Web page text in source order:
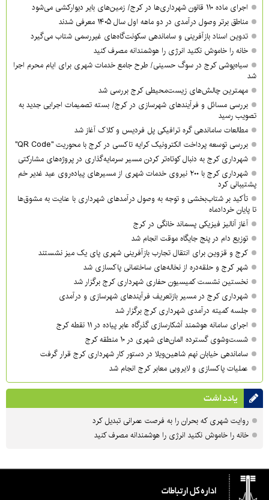
اجرای ماده ۱۱۰ قانون شهرداری‌ها در کرج/ زمین‌های بایر دیوارکشی می‌شود
مناطق برتر وصول درآمدی در دو ماهه اول سال ۱۴۰۵ معرفی شدند
تدوین اسناد بازآفرینی و ساماندهی سکونت‌گاه‌های غیررسمی شتاب می‌گیرد
خانه را خاموش نکنید انرژی را هوشمندانه مصرف کنید
سیاه‌پوشی کرج در سوگ حسینی/ طرح جامع خدمات شهری برای ایام محرم اجرا
شد
مهمترین چالش‌های زیست‌محیطی کرج بررسی شد
بررسی مسائل و فرآیندهای شهرسازی در کرج/ بسته تصمیمات اجرایی جدید به
تصویب رسید
مطالعات ساماندهی گره ترافیکی پل فردیس و کلاک آغاز شد
بررسی توسعه پرداخت الکترونیک کرایه تاکسی در کرج با محوریت "QR Code"
شهرداری کرج به دنبال کوتاه‌تر کردن مسیر سرمایه‌گذاری در پروژه‌های مشارکتی
شهرداری کرج با ۲۰۰ نیروی خدمات شهری از مسیرهای پیاده‌روی عید غدیر خم
پشتیبانی کرد
تأکید بر شتاب‌بخشی و توجه به وصول درآمدهای شهرداری با عنایت به مشوق‌ها
تا پایان خردادماه
آغاز آنالیز فیزیکی پسماند خانگی در کرج
توزیع دام در پنج جایگاه موقت انجام شد
کرج و قزوین برای انتقال تجارب بازآفرینی شهری پای یک میز نشستند
شهر کرج و حلقه‌دره از نخاله‌های ساختمانی پاکسازی شد
نخستین نشست کمیسیون حفاری شهرداری کرج برگزار شد
شهرداری کرج در مسیر بازتعریف فرآیندهای شهرسازی و درآمدی
جلسه کمیته درآمدی شهرداری کرج برگزار شد
اجرای سامانه هوشمند آشکارسازی گذرگاه عابر پیاده در ۱۱ نقطه کرج
شست‌وشوی گسترده المان‌های شهری در ۱۰ منطقه کرج
ساماندهی خیابان نهم شاهین‌ویلا در دستور کار شهرداری کرج قرار گرفت
عملیات پاکسازی و لایروبی معابر کرج انجام شد
یادداشت
روایت شهری که بحران را به فرصت عمرانی تبدیل کرد
خانه را خاموش نکنید انرژی را هوشمندانه مصرف کنید